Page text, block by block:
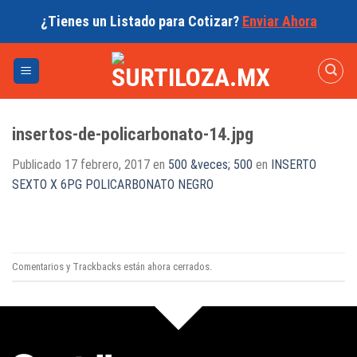
¿Tienes un Listado para Cotizar? Enviar Ahora
insertos-de-policarbonato-14.jpg
Publicado 17 febrero, 2017 en 500 &veces; 500 en
INSERTO
SEXTO X 6PG POLICARBONATO NEGRO
Comentarios y Trackbacks están ahora cerrados.